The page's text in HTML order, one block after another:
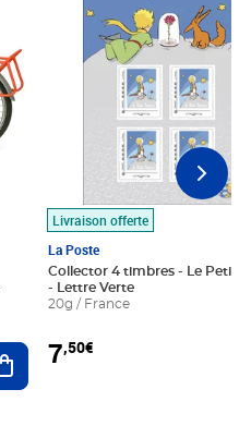
Ajouter au panier
Livraison offerte
La Poste
Collector 4 timbres - Le Petit
- Lettre Verte
20g / France
7,50€